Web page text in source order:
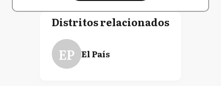
Distritos relacionados
EP El País